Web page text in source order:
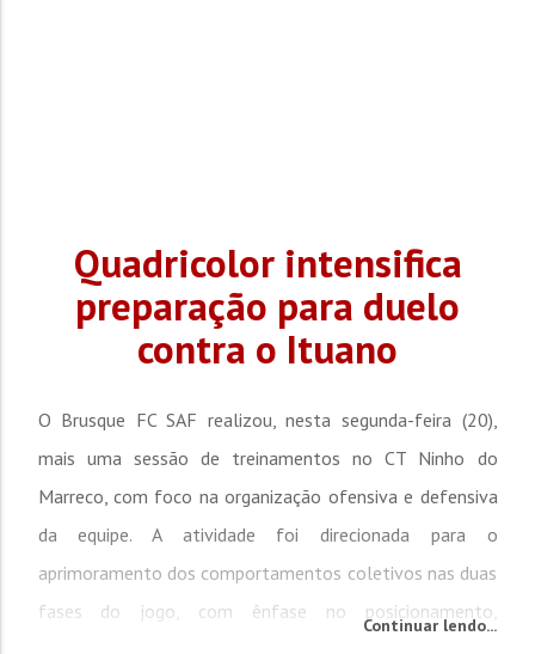
Quadricolor intensifica
preparação para duelo
contra o Ituano
O Brusque FC SAF realizou, nesta segunda-feira (20),
mais uma sessão de treinamentos no CT Ninho do
Marreco, com foco na organização ofensiva e defensiva
da equipe. A atividade foi direcionada para o
aprimoramento dos comportamentos coletivos nas duas
fases do jogo, com ênfase no posicionamento,
Continuar lendo...